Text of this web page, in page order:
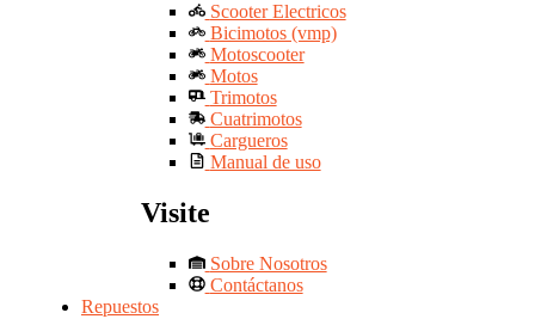
Scooter Electricos
Bicimotos (vmp)
Motoscooter
Motos
Trimotos
Cuatrimotos
Cargueros
Manual de uso
Visite
Sobre Nosotros
Contáctanos
Repuestos